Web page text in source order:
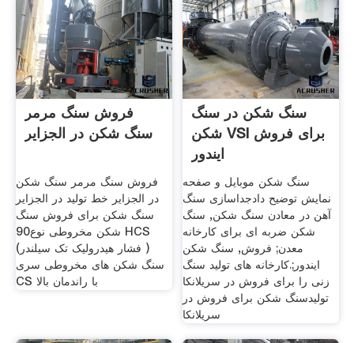
فروش سنگ مرمر
سنگ شکن در الجزایر
فروش سنگ مرمر سنگ شکن
در الجزایر خط تولید در الجزایر
سنگ شکن برای فروش سنگ
شکن مخروطی نوع90 HCS
(فشار هیدرولیک تک سیلندر )
سنگ شکن های مخروطی سری
CS با راندمان بالا
سنگ شکن در سنگ
شکن VSI برای فروش
ایندور
سنگ شکن موبایل و صفحه
نمایش توضیح دادجداسازی سنگ
آهن در معادن سنگ شکن, سنگ
شکن ضربه ای برای کارخانه
معدن; فروش, سنگ شکن
ایندور;.کارخانه های تولید سنگ
زنی را برای فروش در سریلانکا
تولیدسنگ شکن برای فروش در
سریلانکا